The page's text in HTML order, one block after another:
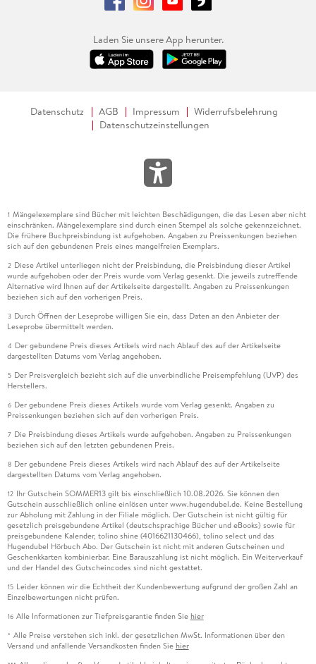
Laden Sie unsere App herunter.
Datenschutz AGB Impressum
Widerrufsbelehrung
Datenschutzeinstellungen
1 Mängelexemplare sind Bücher mit leichten Beschädigungen, die das Lesen aber nicht
einschränken. Mängelexemplare sind durch einen Stempel als solche gekennzeichnet.
Die frühere Buchpreisbindung ist aufgehoben. Angaben zu Preissenkungen beziehen
sich auf den gebundenen Preis eines mangelfreien Exemplars.
2 Diese Artikel unterliegen nicht der Preisbindung, die Preisbindung dieser Artikel
wurde aufgehoben oder der Preis wurde vom Verlag gesenkt. Die jeweils zutreffende
Alternative wird Ihnen auf der Artikelseite dargestellt. Angaben zu Preissenkungen
beziehen sich auf den vorherigen Preis.
3 Durch Öffnen der Leseprobe willigen Sie ein, dass Daten an den Anbieter der
Leseprobe übermittelt werden.
4 Der gebundene Preis dieses Artikels wird nach Ablauf des auf der Artikelseite
dargestellten Datums vom Verlag angehoben.
5 Der Preisvergleich bezieht sich auf die unverbindliche Preisempfehlung (UVP) des
Herstellers.
6 Der gebundene Preis dieses Artikels wurde vom Verlag gesenkt. Angaben zu
Preissenkungen beziehen sich auf den vorherigen Preis.
7 Die Preisbindung dieses Artikels wurde aufgehoben. Angaben zu Preissenkungen
beziehen sich auf den letzten gebundenen Preis.
8 Der gebundene Preis dieses Artikels wird nach Ablauf des auf der Artikelseite
dargestellten Datums vom Verlag angehoben.
12 Ihr Gutschein SOMMER13 gilt bis einschließlich 10.08.2026. Sie können den
Gutschein ausschließlich online einlösen unter www.hugendubel.de. Keine Bestellung
zur Abholung mit Zahlung in der Filiale möglich. Der Gutschein ist nicht gültig für
gesetzlich preisgebundene Artikel (deutschsprachige Bücher und eBooks) sowie für
preisgebundene Kalender, tolino shine (4016621130466), tolino select und das
Hugendubel Hörbuch Abo. Der Gutschein ist nicht mit anderen Gutscheinen und
Geschenkkarten kombinierbar. Eine Barauszahlung ist nicht möglich. Ein Weiterverkauf
und der Handel des Gutscheincodes sind nicht gestattet.
15 Leider können wir die Echtheit der Kundenbewertung aufgrund der großen Zahl an
Einzelbewertungen nicht prüfen.
16 Alle Informationen zur Tiefpreisgarantie finden Sie hier
* Alle Preise verstehen sich inkl. der gesetzlichen MwSt. Informationen über den
Versand und anfallende Versandkosten finden Sie hier